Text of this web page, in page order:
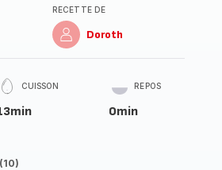
RECETTE DE
Doroth
CUISSON REPOS
0min